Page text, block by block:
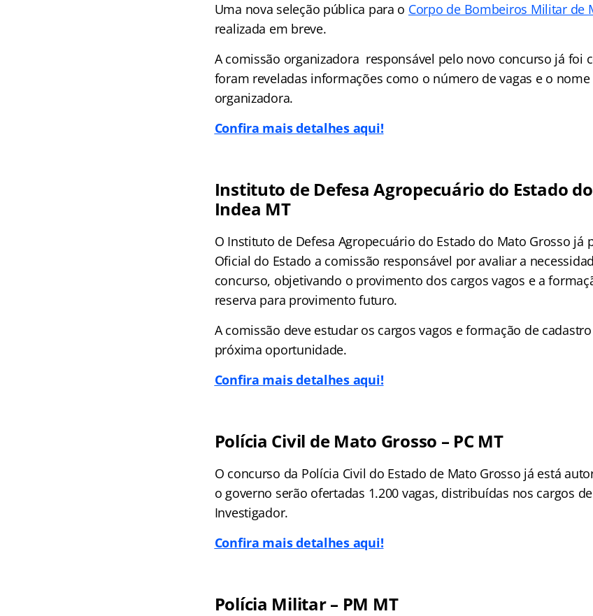
Uma nova seleção pública para o Corpo de Bombeiros Militar de
realizada em breve.
A comissão organizadora responsável pelo novo concurso já foi
foram reveladas informações como o número de vagas e o nome
organizadora.
Confira mais detalhes aqui!
Instituto de Defesa Agropecuário do Estado
Indea MT
O Instituto de Defesa Agropecuário do Estado do Mato Grosso já
Oficial do Estado a comissão responsável por avaliar a
concurso, objetivando o provimento dos cargos vagos e a
reserva para provimento futuro.
A comissão deve estudar os cargos vagos e formação de
próxima oportunidade.
Confira mais detalhes aqui!
Polícia Civil de Mato Grosso – PC MT
O concurso da Polícia Civil do Estado de Mato Grosso já está
o governo serão ofertadas 1.200 vagas, distribuídas nos cargos
Investigador.
Confira mais detalhes aqui!
Polícia Militar – PM MT